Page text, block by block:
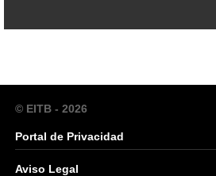
© EITB - 2026
Portal de Privacidad
Aviso Legal